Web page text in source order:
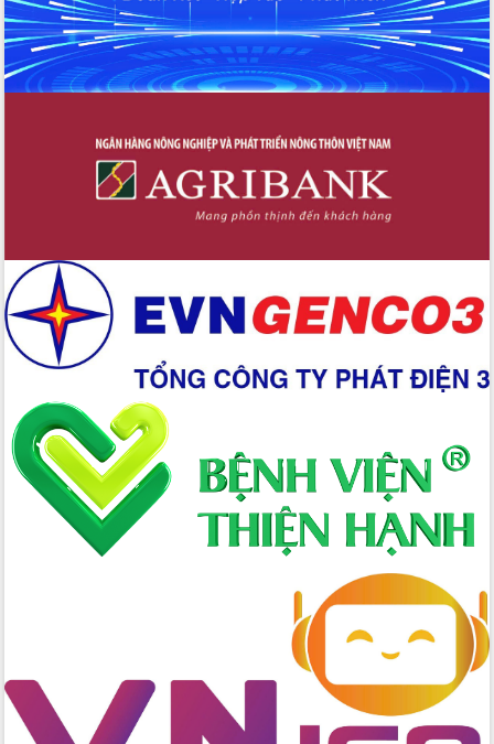
Đảm bảo cuộc bầu cử đại biểu Quốc
hội và đại biểu HĐND các cấp diễn ra
an toàn, hiệu quả, đúng quy định
Thủ tướng Chính phủ Phạm Minh Chính
Sôi nổi Hội đua ngựa truyền thống Gò
Thì Thùng mừng Xuân Bính Ngọ 2026
Lãnh đạo tỉnh dâng hương tưởng niệm
Ngành nông nghiệp phấn đấu tăng
trưởng đạt 5,86% trong năm 2026
UBND tỉnh Đắk Lắk triển khai công tác
quốc phòng, quân sự địa phương năm
2026
Đắk Lắk tập trung toàn lực khắc phục
tồn tại IUU, sẵn sàng làm việc với
Đoàn thanh tra EC
Chủ tịch UBND tỉnh Tạ Anh Tuấn thăm,
chúc mừng các bệnh viện nhân Ngày
Thầy thuốc Việt Nam
Rộn ràng lễ hội truyền thống Sông
nước Đà Nông lần thứ I năm 2026
cử đại biểu Quốc hội khoá XVI và đại
biểu HĐND tỉnh Đắk Lắk, nhiệm kỳ
2026-2031